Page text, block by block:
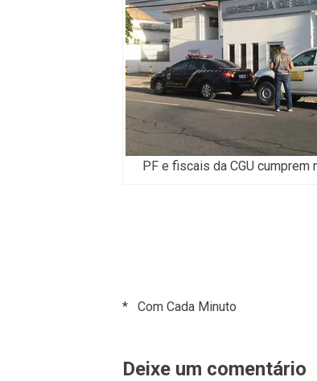
PF e fiscais da CGU
* Com Cada Minuto
Deixe um comentário